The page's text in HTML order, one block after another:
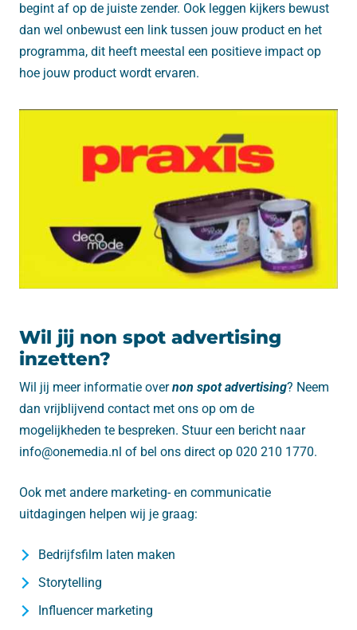
begint af op de juiste zender. Ook leggen kijkers bewust
dan wel onbewust een link tussen jouw product en het
programma, dit heeft meestal een positieve impact op
hoe jouw product wordt ervaren.
Wil jij non spot advertising
inzetten?
Wil jij meer informatie overnon spot advertising? Neem
dan vrijblijvend contact met ons op om de
mogelijkheden te bespreken. Stuur een bericht naar
info@onemedia.nl of bel ons direct op 020 210 1770.
Ook met andere marketing- en communicatie
uitdagingen helpen wij je graag:
Bedrijfsfilm laten maken
Storytelling
Influencer marketing